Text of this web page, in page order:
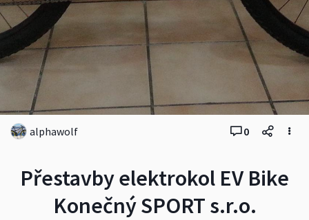
Přestavby elektrokol EV Bike
Konečný SPORT s.r.o.
alphawolf 0